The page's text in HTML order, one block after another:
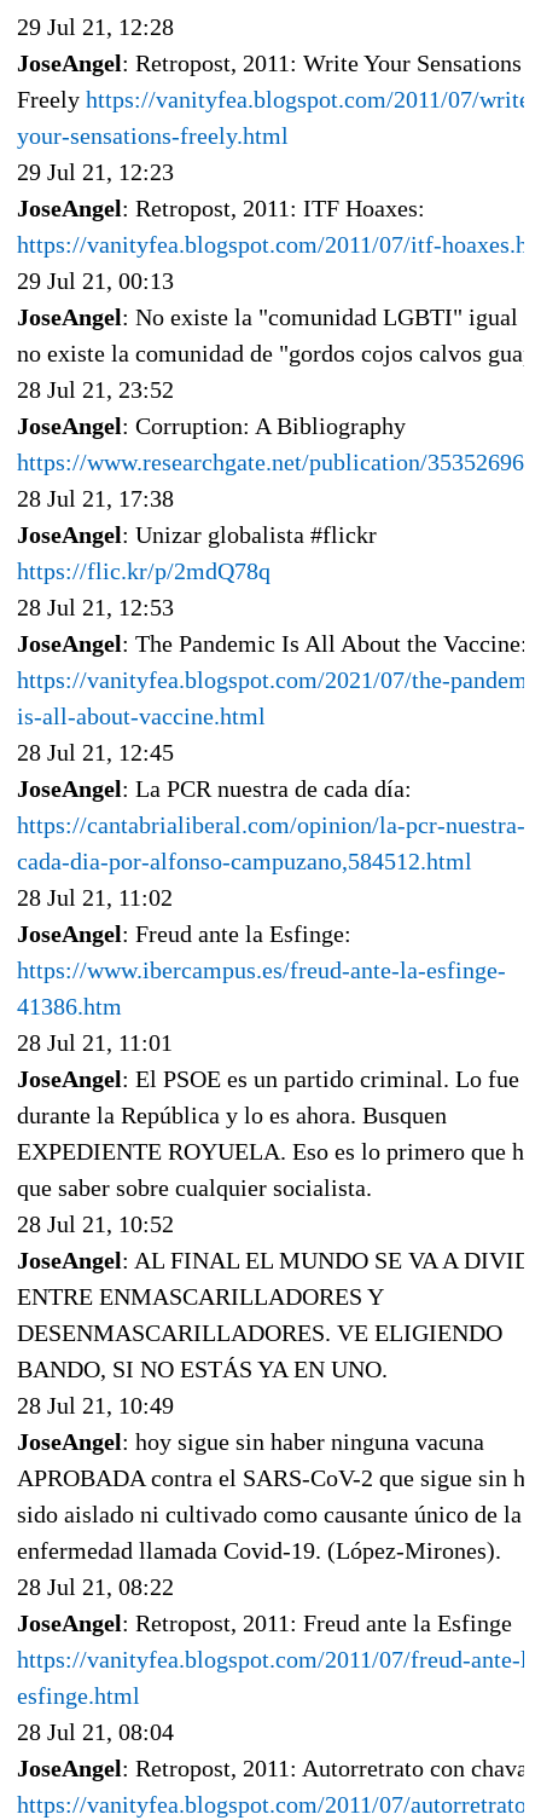
29 Jul 21, 12:28
JoseAngel: Retropost, 2011: Write Your Sensations
Freely https://vanityfea.blogspot.com/2011/07/write-
your-sensations-freely.html
29 Jul 21, 12:23
JoseAngel: Retropost, 2011: ITF Hoaxes:
https://vanityfea.blogspot.com/2011/07/itf-
29 Jul 21, 00:13
JoseAngel: No existe la "comunidad LGBTI" igual
no existe la comunidad de "gordos cojos calvos
28 Jul 21, 23:52
JoseAngel: Corruption: A Bibliography
https://www.researchgate.net/publication/353526967
28 Jul 21, 17:38
JoseAngel: Unizar globalista #flickr
https://flic.kr/p/2mdQ78q
28 Jul 21, 12:53
JoseAngel: The Pandemic Is All About the Vaccine:
https://vanityfea.blogspot.com/2021/07/the-
is-all-about-vaccine.html
28 Jul 21, 12:45
JoseAngel: La PCR nuestra de cada día:
https://cantabrialiberal.com/opinion/la-pcr-nuestra-
cada-dia-por-alfonso-campuzano,584512.html
28 Jul 21, 11:02
JoseAngel: Freud ante la Esfinge:
https://www.ibercampus.es/freud-ante-la-esfinge-
41386.htm
28 Jul 21, 11:01
JoseAngel: El PSOE es un partido criminal. Lo fue
durante la República y lo es ahora. Busquen
EXPEDIENTE ROYUELA. Eso es lo primero que
que saber sobre cualquier socialista.
28 Jul 21, 10:52
JoseAngel: AL FINAL EL MUNDO SE VA A
ENTRE ENMASCARILLADORES Y
DESENMASCARILLADORES. VE ELIGIENDO
BANDO, SI NO ESTÁS YA EN UNO.
28 Jul 21, 10:49
JoseAngel: hoy sigue sin haber ninguna vacuna
APROBADA contra el SARS-CoV-2 que sigue sin
sido aislado ni cultivado como causante único de la
enfermedad llamada Covid-19. (López-Mirones).
28 Jul 21, 08:22
JoseAngel: Retropost, 2011: Freud ante la Esfinge
https://vanityfea.blogspot.com/2011/07/freud-ante-
esfinge.html
28 Jul 21, 08:04
JoseAngel: Retropost, 2011: Autorretrato con
https://vanityfea.blogspot.com/2011/07/autorretrato-